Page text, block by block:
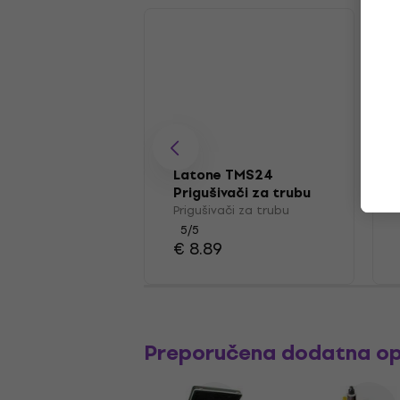
Latone TMS24
Prigušivači za trubu
Prigušivači za trubu
5/5
€ 8.89
Preporučena dodatna